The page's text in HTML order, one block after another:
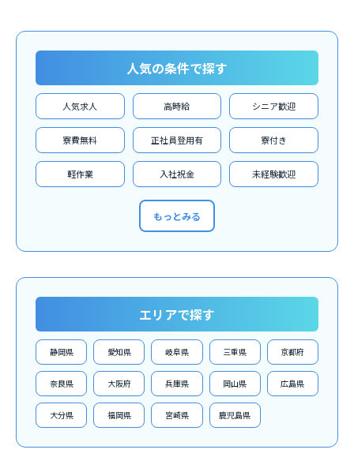
人気の条件で探す
人気求人 高時給 シニア歓迎
寮費無料 正社員登用有 寮付き
軽作業 入社祝金 未経験歓迎
もっとみる
エリアで探す
静岡県 愛知県 岐阜県 三重県 京都府
奈良県 大阪府 兵庫県 岡山県 広島県
大分県 福岡県 宮崎県 鹿児島県